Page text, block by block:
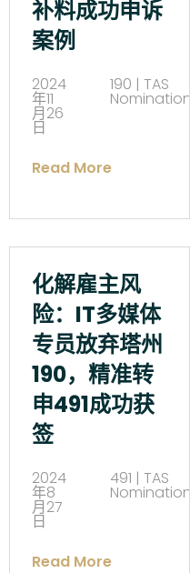
补料成功申诉
案例
2024
年11
月26
日
190 | TAS
Nomination
Read More
化解雇主风
险：IT多媒体
专员放弃塔州
190，精准转
申491成功获
签
2024
年8
月27
日
491 | TAS
Nomination
Read More